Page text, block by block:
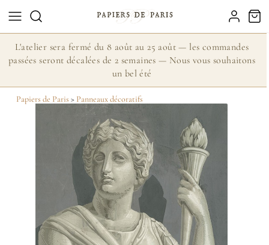
L'atelier sera fermé du 8 août au 25 août — les commandes
passées seront décalées de 2 semaines — Nous vous souhaitons
un bel été
Papiers de Paris > Panneaux décoratifs